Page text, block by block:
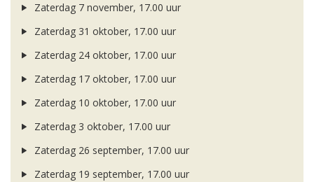
Zaterdag 7 november, 17.00 uur
Zaterdag 31 oktober, 17.00 uur
Zaterdag 24 oktober, 17.00 uur
Zaterdag 17 oktober, 17.00 uur
Zaterdag 10 oktober, 17.00 uur
Zaterdag 3 oktober, 17.00 uur
Zaterdag 26 september, 17.00 uur
Zaterdag 19 september, 17.00 uur